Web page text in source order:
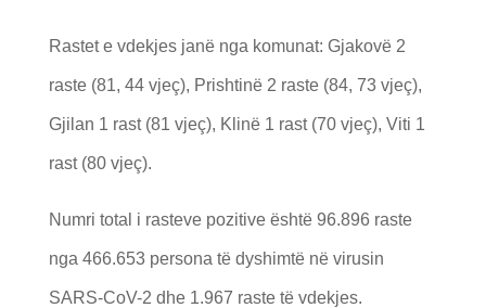
Rastet e vdekjes janë nga komunat: Gjakovë 2
raste (81, 44 vjeç), Prishtinë 2 raste (84, 73 vjeç),
Gjilan 1 rast (81 vjeç), Klinë 1 rast (70 vjeç), Viti 1
rast (80 vjeç).
Numri total i rasteve pozitive është 96.896 raste
nga 466.653 persona të dyshimtë në virusin
SARS-CoV-2 dhe 1.967 raste të vdekjes.